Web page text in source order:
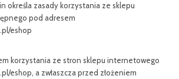
określa zasady korzystania ze sklepu
pod adresem
eshop
korzystania ze stron sklepu internetowego
eshop, a zwłaszcza przed złożeniem